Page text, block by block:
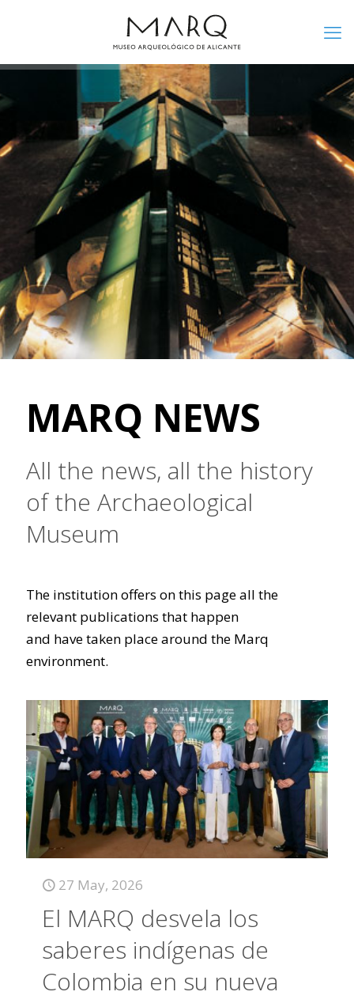
MARQ NEWS
All the news, all the history
of the Archaeological
Museum
The institution offers on this page all the
relevant publications that happen
and have taken place around the Marq
environment.
27 May, 2026
El MARQ desvela los
saberes indígenas de
Colombia en su nueva